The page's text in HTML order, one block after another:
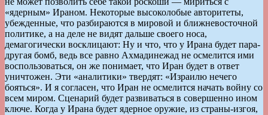
«ядерным» Ираном. Некоторые высоколобые авторитеты,
убежденные, что разбираются в мировой и ближневосточной
политике, а на деле не видят дальше своего носа,
демагогически восклицают: Ну и что, что у Ирана будет пара-
другая бомб, ведь все равно Ахмадинежад не осмелится ими
воспользоваться, он же понимает, что Иран будет в ответ
уничтожен. Эти «аналитики» твердят: «Израилю нечего
бояться». И я согласен, что Иран не осмелится начать войну со
всем миром. Сценарий будет развиваться в совершенно ином
ключе. Когда у Ирана будет ядерное оружие, из страны-изгоя,